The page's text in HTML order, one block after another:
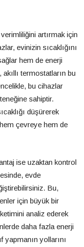
artırmak için
evinizin sıcaklığını
hem de enerji
termostatların bu
bu cihazlar
sahiptir.
düşürerek
çevreye hem de
ise uzaktan kontrol
evde
Bu,
için büyük bir
analiz ederek
daha fazla enerji
yapmanın yollarını